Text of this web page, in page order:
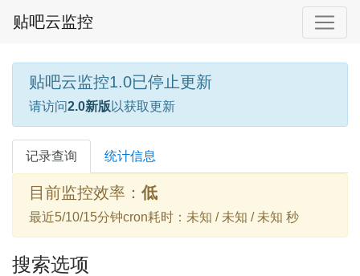
贴吧云监控
贴吧云监控1.0已停止更新
请访问2.0新版 以获取更新
记录查询 统计信息
目前监控效率： 低
最近5/10/15分钟cron耗时：未知 / 未知 / 未知 秒
搜索选项